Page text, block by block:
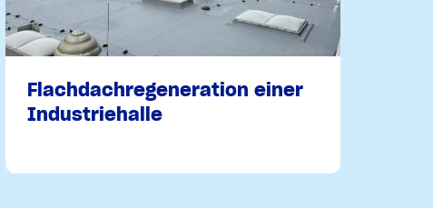
Flachdachregeneration einer
Industriehalle